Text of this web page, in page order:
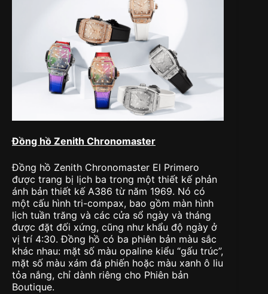
Đồng hồ Zenith Chronomaster
Đồng hồ Zenith Chronomaster El Primero
được trang bị lịch ba trong một thiết kế phản
ánh bản thiết kế A386 từ năm 1969. Nó có
một cấu hình tri-compax, bao gồm màn hình
lịch tuần trăng và các cửa sổ ngày và tháng
được đặt đối xứng, cũng như khẩu độ ngày ở
vị trí 4:30. Đồng hồ có ba phiên bản màu sắc
khác nhau: mặt số màu opaline kiểu “gấu trúc”,
mặt số màu xám đá phiến hoặc màu xanh ô liu
tỏa nắng, chỉ dành riêng cho Phiên bản
Boutique.